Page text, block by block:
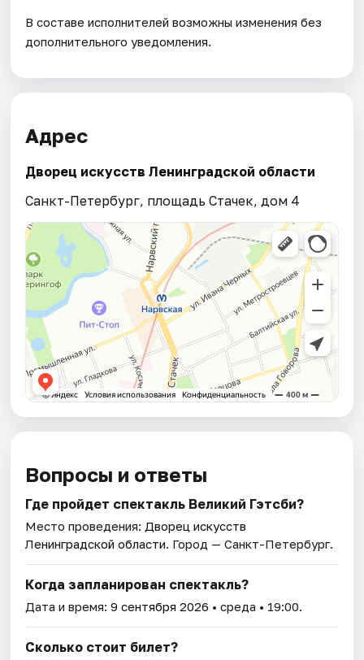
В составе исполнителей возможны изменения без
дополнительного уведомления.
Адрес
Дворец искусств Ленинградской области
Санкт-Петербург, площадь Стачек, дом 4
Вопросы и ответы
Где пройдет спектакль Великий Гэтсби?
Место проведения: Дворец искусств
Ленинградской области. Город — Санкт-Петербург.
Когда запланирован спектакль?
Дата и время:9 сентября 2026 • среда • 19:00.
Сколько стоит билет?